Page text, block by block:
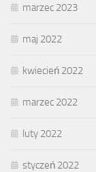
marzec 2023
maj 2022
kwiecień 2022
marzec 2022
luty 2022
styczeń 2022